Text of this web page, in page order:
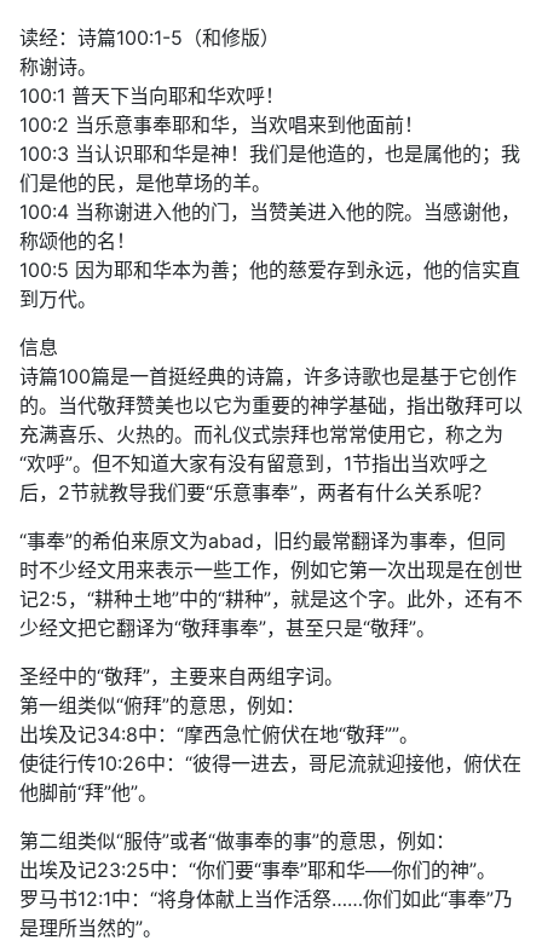
读经：诗篇100:1-5（和修版）
称谢诗。
100:1 普天下当向耶和华欢呼！
100:2 当乐意事奉耶和华，当欢唱来到他面前！
100:3 当认识耶和华是神！我们是他造的，也是属他的；我
们是他的民，是他草场的羊。
100:4 当称谢进入他的门，当赞美进入他的院。当感谢他，
称颂他的名！
100:5 因为耶和华本为善；他的慈爱存到永远，他的信实直
到万代。
信息
诗篇100篇是一首挺经典的诗篇，许多诗歌也是基于它创作
的。当代敬拜赞美也以它为重要的神学基础，指出敬拜可以
充满喜乐、火热的。而礼仪式崇拜也常常使用它，称之为
“欢呼”。但不知道大家有没有留意到，1节指出当欢呼之
后，2节就教导我们要“乐意事奉”，两者有什么关系呢？
“事奉”的希伯来原文为abad，旧约最常翻译为事奉，但同
时不少经文用来表示一些工作，例如它第一次出现是在创世
记2:5，“耕种土地”中的“耕种”，就是这个字。此外，还有不
少经文把它翻译为“敬拜事奉”，甚至只是“敬拜”。
圣经中的“敬拜”，主要来自两组字词。
第一组类似“俯拜”的意思，例如：
出埃及记34:8中：“摩西急忙俯伏在地“敬拜””。
使徒行传10:26中：“彼得一进去，哥尼流就迎接他，俯伏在
他脚前“拜”他”。
第二组类似“服侍”或者“做事奉的事”的意思，例如：
出埃及记23:25中：“你们要“事奉”耶和华──你们的神”。
罗马书12:1中：“将身体献上当作活祭……你们如此“事奉”乃
是理所当然的”。